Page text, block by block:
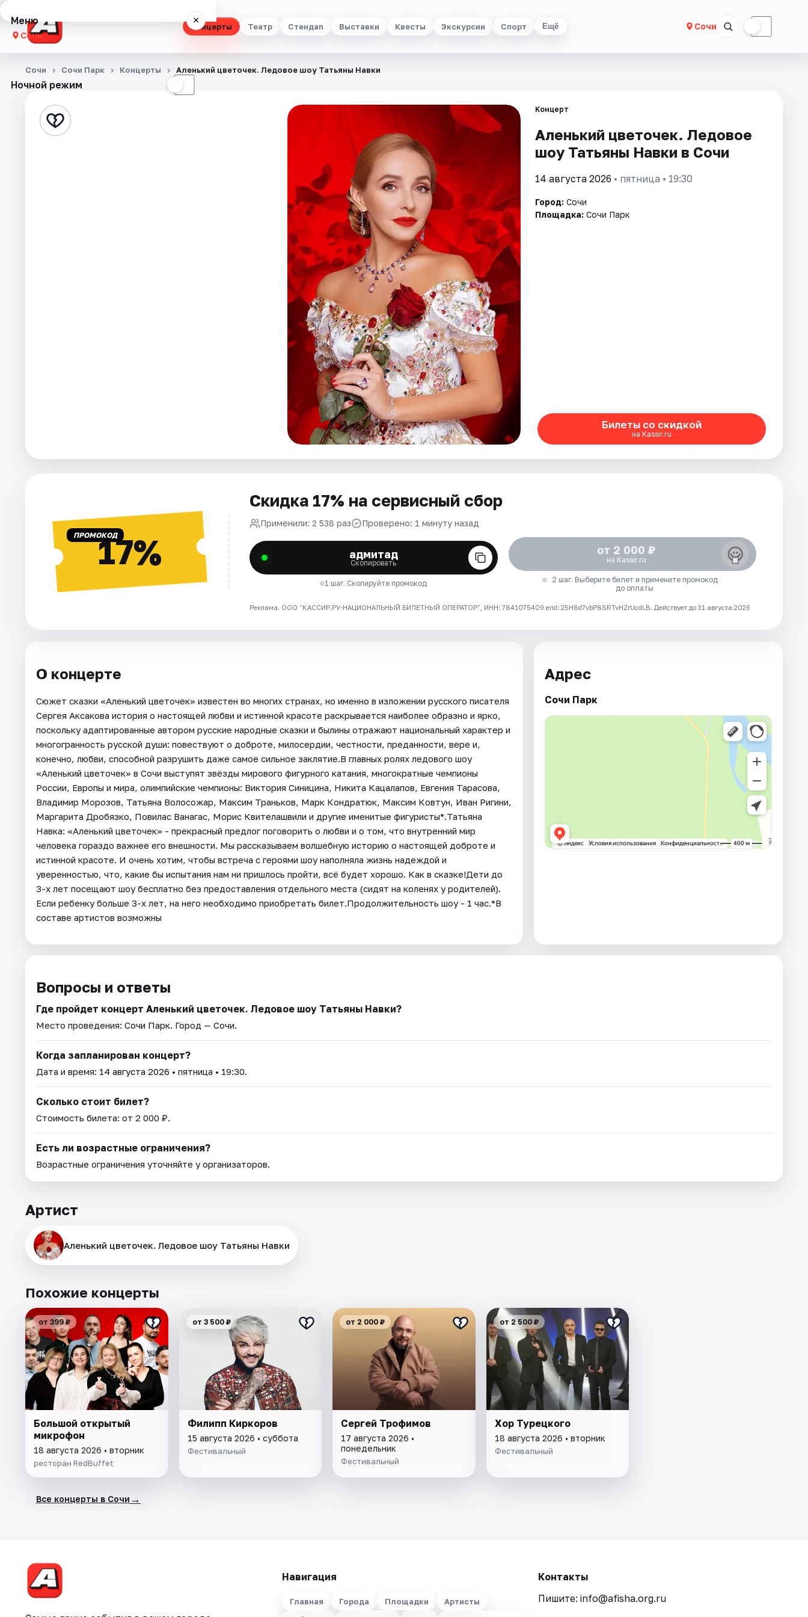
Концерты Театр Стендап Выставки Квесты Экскурсии Спорт Ещё Сочи ☾
Меню ×
Сочи
Концерты
Стендап
Ночной режим ☾
Сочи Сочи Парк Концерты Аленький цветочек. Ледовое шоу Татьяны Навки
Концерт
Аленький цветочек. Ледовое
шоу Татьяны Навки в Сочи
14 августа 2026 • пятница • 19:30
Город: Сочи
Площадка: Сочи Парк
Билеты со скидкой
на Kassir.ru
ПРОМОКОД17%
Скидка 17% на сервисный сбор
Применили: 2 538 раз Проверено: 1 минуту назад
адмитад
Скопировать
1 шаг. Скопируйте промокод
от 2 000 ₽
на Kassir.ru
2 шаг. Выберите билет и примените промокод
до оплаты
Реклама. ООО "КАССИР.РУ-НАЦИОНАЛЬНЫЙ БИЛЕТНЫЙ ОПЕРАТОР", ИНН: 7841075409 erid: 25H8d7vbP8SRTvHZrUcdLB. Действует до 31 августа 2026
О концерте
Сюжет сказки «Аленький цветочек» известен во многих странах, но именно в изложении русского писателя
Сергея Аксакова история о настоящей любви и истинной красоте раскрывается наиболее образно и ярко,
поскольку адаптированные автором русские народные сказки и былины отражают национальный характер и
многогранность русской души: повествуют о доброте, милосердии, честности, преданности, вере и,
конечно, любви, способной разрушить даже самое сильное заклятие.В главных ролях ледового шоу
«Аленький цветочек» в Сочи выступят звёзды мирового фигурного катания, многократные чемпионы
России, Европы и мира, олимпийские чемпионы: Виктория Синицина, Никита Кацалапов, Евгения Тарасова,
Владимир Морозов, Татьяна Волосожар, Максим Траньков, Марк Кондратюк, Максим Ковтун, Иван Ригини,
Маргарита Дробязко, Повилас Ванагас, Морис Квителашвили и другие именитые фигуристы*.Татьяна
Навка: «Аленький цветочек» - прекрасный предлог поговорить о любви и о том, что внутренний мир
человека гораздо важнее его внешности. Мы рассказываем волшебную историю о настоящей доброте и
истинной красоте. И очень хотим, чтобы встреча с героями шоу наполняла жизнь надеждой и
уверенностью, что, какие бы испытания нам ни пришлось пройти, всё будет хорошо. Как в сказке!Дети до
3-х лет посещают шоу бесплатно без предоставления отдельного места (сидят на коленях у родителей).
Если ребенку больше 3-х лет, на него необходимо приобретать билет.Продолжительность шоу - 1 час.*В
составе артистов возможны
Адрес
Сочи Парк
Вопросы и ответы
Где пройдет концерт Аленький цветочек. Ледовое шоу Татьяны Навки?
Место проведения: Сочи Парк. Город — Сочи.
Когда запланирован концерт?
Дата и время: 14 августа 2026 • пятница • 19:30.
Сколько стоит билет?
Стоимость билета: от 2 000 ₽.
Есть ли возрастные ограничения?
Возрастные ограничения уточняйте у организаторов.
Артист
Аленький цветочек. Ледовое шоу Татьяны Навки
Похожие концерты
от 399 ₽
Большой открытый
микрофон
18 августа 2026 • вторник
ресторан RedBuffet
от 3 500 ₽
Филипп Киркоров
15 августа 2026 • суббота
Фестивальный
от 2 000 ₽
Сергей Трофимов
17 августа 2026 •
понедельник
Фестивальный
от 2 500 ₽
Хор Турецкого
18 августа 2026 • вторник
Фестивальный
Все концерты в Сочи →
Навигация
Главная Города Площадки
Артисты
Контакты
Пишите: info@afisha.org.ru